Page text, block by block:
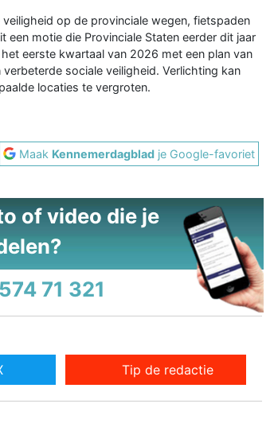
op de provinciale wegen, fietspaden
motie die Provinciale Staten eerder dit jaar
eerste kwartaal van 2026 met een plan van
sociale veiligheid. Verlichting kan
locaties te vergroten.
Maak Kennemerdagblad je Google-favoriet
of video die je
71 321
Tip de redactie